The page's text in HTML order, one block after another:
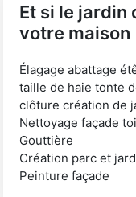
Et si le
votre maison
Élagage abattage
taille de haie tonte
clôture création de
Nettoyage façade
Gouttière
Création parc et
Peinture façade